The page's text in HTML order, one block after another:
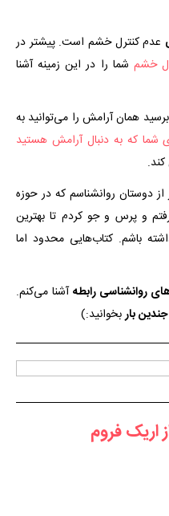
عدم کنترل خشم است. پیشتر در
خشم شما را در این زمینه آشنا
همان آرامش را می‌توانید به
شما که به دنبال آرامش هستید
کند.
دوستان روانشناسم که در حوزه
و پرس و جو کردم تا بهترین
باشم. کتاب‌هایی محدود اما
روانشناسی رابطهآشنا می‌کنم.
جندینباربخوانید:)